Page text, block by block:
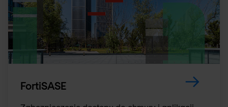
FortiSASE